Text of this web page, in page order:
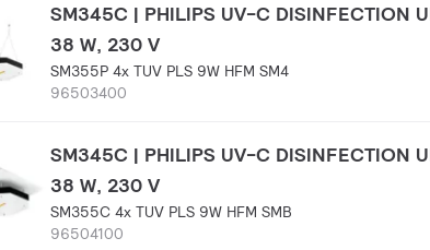
SM345C | PHILIPS UV-C DISINFECTION
38 W, 230 V
SM355P 4x TUV PLS 9W HFM SM4
96503400
SM345C | PHILIPS UV-C DISINFECTION
38 W, 230 V
SM355C 4x TUV PLS 9W HFM SMB
96504100